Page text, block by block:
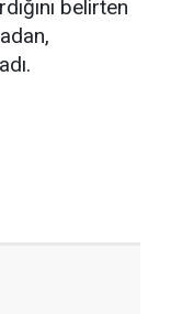
belirten